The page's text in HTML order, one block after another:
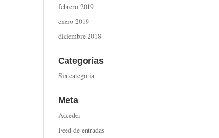
febrero 2019
enero 2019
diciembre 2018
Categorías
Sin categoría
Meta
Acceder
Feed de entradas